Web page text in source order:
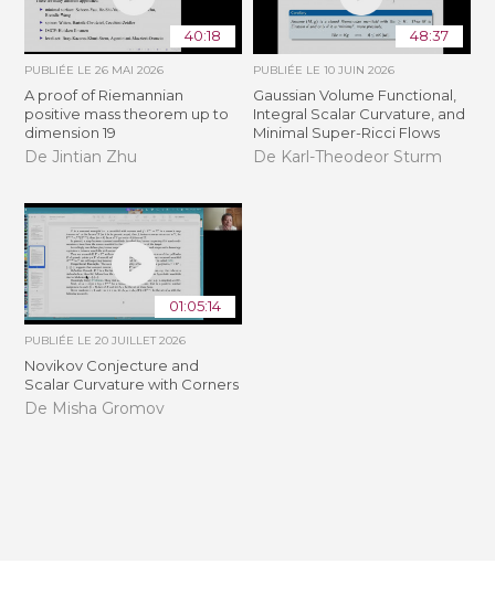
40:18
PUBLIÉE LE26 MAI 2026
A proof of Riemannian
positive mass theorem up to
dimension 19
De Jintian Zhu
48:37
PUBLIÉE LE 10 JUIN 2026
Gaussian Volume Functional,
Integral Scalar Curvature, and
Minimal Super-Ricci Flows
De Karl-Theodeor Sturm
01:05:14
PUBLIÉE LE20 JUILLET 2026
Novikov Conjecture and
Scalar Curvature with Corners
De Misha Gromov